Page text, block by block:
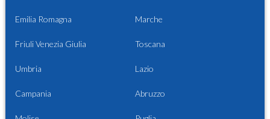
Emilia Romagna Marche
Friuli Venezia Giulia Toscana
Umbria Lazio
Campania Abruzzo